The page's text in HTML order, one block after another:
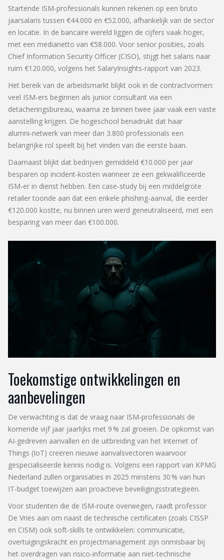
Startende ISM‑professionals kunnen rekenen op een bruto
jaarsalaris tussen €44.000 en €52.000, afhankelijk van de sector
en locatie. In de bancaire wereld liggen de cijfers vaak hoger,
met een medianetto van €58.000. Voor senior posities, zoals
Chief Information Security Officer (CISO), stijgt het salaris naar
ruim €120.000, volgens het SalaryInsights‑rapport van 2023.
Het bereik van de arbeidsmarkt blijkt ook in de contractvormen:
veel ISM‑ers beginnen als junior consultant via een
detacheringsbureau, waarna ze binnen twee jaar vaak een vaste
aanstelling krijgen. De hogeschool benadrukt dat haar
alumni‑netwerk van meer dan 3.800 professionals een
belangrijke rol speelt bij het vinden van die eerste baan.
Daarnaast blijkt dat bedrijven gemiddeld €10.000 per jaar
besparen op incident‑kosten wanneer ze een gekwalificeerde
ISM‑er in dienst hebben. Een case‑study bij een middelgrote
retailer toonde aan dat een enkele phishing‑aanval, die eerder
€120.000 kostte, nu binnen uren werd geneutraliseerd, met een
besparing van meer dan €100.000.
Toekomstige ontwikkelingen en
aanbevelingen
De verwachting is dat de vraag naar ISM‑professionals de
komende vijf jaar jaarlijks met 9 % zal groeien. De opkomst van
AI‑gedreven aanvallen en de uitbreiding van het Internet of
Things (IoT) creëren nieuwe aanvalsvectoren waarvoor
gespecialiseerde kennis nodig is. Volgens een rapport van KPMG
Nederland zullen organisaties in 2025 minstens 30 % van hun
IT‑budget toewijzen aan proactieve beveiligingsstrategieën.
Voor studenten die de ISM‑route overwegen, raadt professor
De Vries aan om naast de technische certificaten (zoals CISSP
en CISM) ook soft‑skills te ontwikkelen: communicatie,
overtuigingskracht en projectmanagement zijn onmisbaar bij
het overdragen van risico‑informatie aan niet‑technische